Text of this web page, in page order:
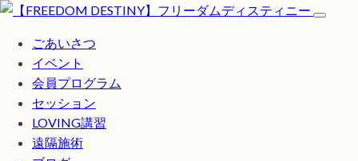
ごあいさつ
イベント
会員プログラム
セッション
LOVING講習
遠隔施術